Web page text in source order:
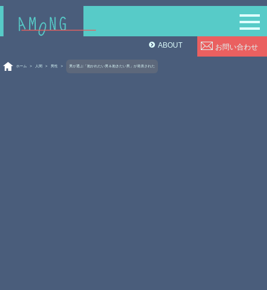
お問い合わせ
ABOUT
ホーム > 人間 > 男性 > 男が選ぶ「抱かれたい男＆抱きたい男」が発表された